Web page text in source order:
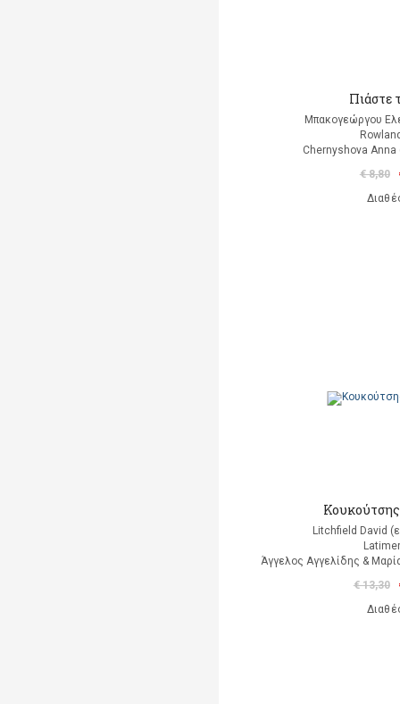
Πιάστε
Μπακογεώργου
Chernyshova Anna
€ 8,80
Litchfield David
Άγγελος Αγγελίδης &
€ 13,30